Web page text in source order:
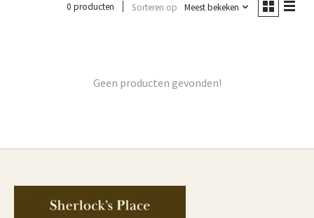
0 producten Sorteren op Meest bekeken
Geen producten gevonden!